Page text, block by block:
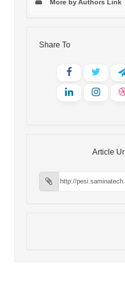
More by Authors Link
Share To
Article Url